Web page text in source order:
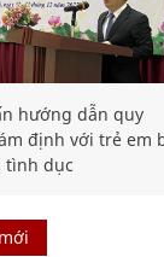
hướng dẫn quy
định với trẻ em
tình dục